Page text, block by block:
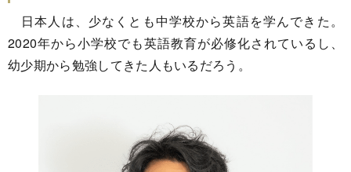
日本人は、少なくとも中学校から英語を学んできた。
2020年から小学校でも英語教育が必修化されているし、
幼少期から勉強してきた人もいるだろう。